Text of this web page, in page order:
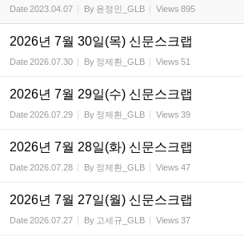
Date2023.04.07 By 윤정인_GLB Views 895
2026년 7월 30일(목) 신문스크랩
Date2026.07.30 By 정제환_GLB Views 51
2026년 7월 29일(수) 신문스크랩
Date2026.07.29 By 정제환_GLB Views 39
2026년 7월 28일(화) 신문스크랩
Date2026.07.28 By 정제환_GLB Views 47
2026년 7월 27일(월) 신문스크랩
Date2026.07.27 By 고세규_GLB Views 37